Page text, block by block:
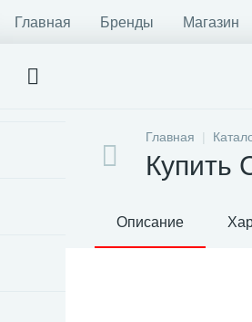
Главная Бренды Магазин
Главная
Купить
Описание